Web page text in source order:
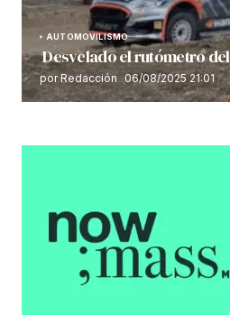
AUTOMOVILISMO
Desvelado el rutómetro
por Redacción 06/08/2025 21:01